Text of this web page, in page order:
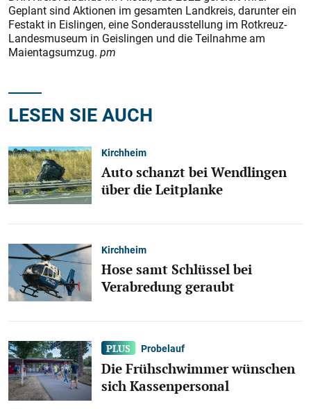
Geplant sind Aktionen im gesamten Landkreis, darunter ein
Festakt in Eislingen, eine Sonderausstellung im Rotkreuz-
Landesmuseum in Geislingen und die Teilnahme am
Maientagsumzug. pm
LESEN SIE AUCH
Kirchheim
Auto schanzt bei Wendlingen
über die Leitplanke
Kirchheim
Hose samt Schlüssel bei
Verabredung geraubt
Probelauf
Die Frühschwimmer wünschen
sich Kassenpersonal